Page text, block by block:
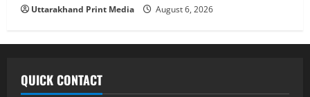
Uttarakhand Print Media August 6, 2026
QUICK CONTACT